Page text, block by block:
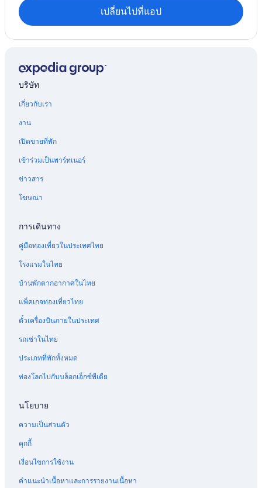
โรงแรม ฮิดด์
โรงแรม 4 ดาวใน มานามา
Elite Hotels Bahrainใน บูไดยา
โรงแรม Tashan
โรงแรม ดามิสตัน
โรงแรม Barbar
โรงแรม เขตผู้ว่าการใต้
เปลี่ยนไปที่แอป
บริษัท
เกี่ยวกับเรา
งาน
เปิดขายที่พัก
เข้าร่วมเป็นพาร์ทเนอร์
ข่าวสาร
โฆษณา
การเดินทาง
คู่มือท่องเที่ยวในประเทศไทย
โรงแรมในไทย
บ้านพักตากอากาศในไทย
แพ็คเกจท่องเที่ยวไทย
ตั๋วเครื่องบินภายในประเทศ
รถเช่าในไทย
ประเภทที่พักทั้งหมด
ท่องโลกไปกับบล็อกเอ็กซ์พีเดีย
นโยบาย
ความเป็นส่วนตัว
คุกกี้
เงื่อนไขการใช้งาน
คำแนะนำเนื้อหาและการรายงานเนื้อหา